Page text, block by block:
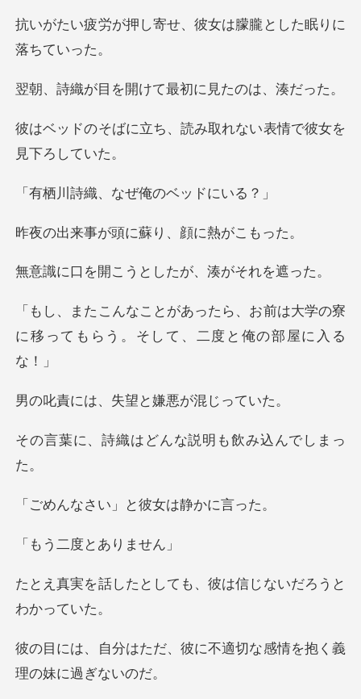
寄せ、彼女は朦朧とし
開けて最初に見た
ち、読み取れない表情
、なぜ俺のベ
頭に蘇り、顔に
こうとしたが、
、お前は大学の寮
に移ってもらう。
、失望と嫌悪
はどんな説明も飲
い」と彼女は
度とあり
しても、彼は信じない
、彼に不適切な感情を抱